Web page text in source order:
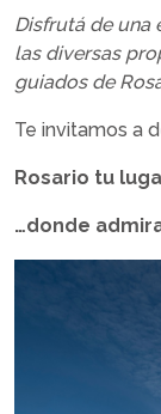
Disfrutá de una
las diversas
guiados de
Te invitamos a
Rosario tu
…donde